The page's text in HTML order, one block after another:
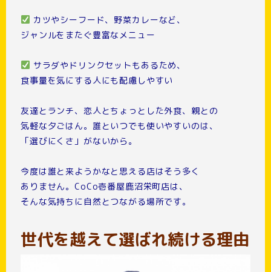
カツやシーフード、野菜カレーなど、
ジャンルをまたぐ豊富なメニュー
サラダやドリンクセットもあるため、
食事量を気にする人にも配慮しやすい
友達とランチ、恋人とちょっとした外食、親との
気軽な夕ごはん。誰といつでも使いやすいのは、
「選びにくさ」がないから。
今度は誰と来ようかなと思える店はそう多く
ありません。CoCo壱番屋鹿沼栄町店は、
そんな気持ちに自然とつながる場所です。
世代を越えて選ばれ続ける理由